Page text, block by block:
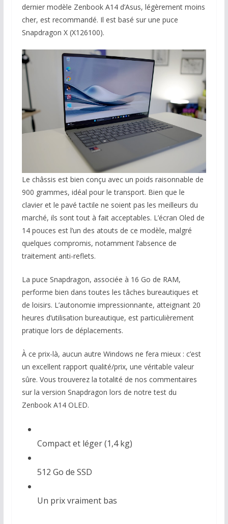
dernier modèle Zenbook A14 d’Asus, légèrement moins
cher, est recommandé. Il est basé sur une puce
Snapdragon X (X126100).
Le châssis est bien conçu avec un poids raisonnable de
900 grammes, idéal pour le transport. Bien que le
clavier et le pavé tactile ne soient pas les meilleurs du
marché, ils sont tout à fait acceptables. L’écran Oled de
14 pouces est l’un des atouts de ce modèle, malgré
quelques compromis, notamment l’absence de
traitement anti-reflets.
La puce Snapdragon, associée à 16 Go de RAM,
performe bien dans toutes les tâches bureautiques et
de loisirs. L’autonomie impressionnante, atteignant 20
heures d’utilisation bureautique, est particulièrement
pratique lors de déplacements.
À ce prix-là, aucun autre Windows ne fera mieux : c’est
un excellent rapport qualité/prix, une véritable valeur
sûre. Vous trouverez la totalité de nos commentaires
sur la version Snapdragon lors de notre test du
Zenbook A14 OLED.
Compact et léger (1,4 kg)
512 Go de SSD
Un prix vraiment bas